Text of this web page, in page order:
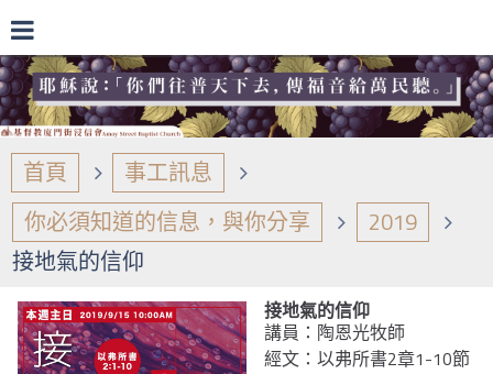
首頁
事工訊息
你必須知道的信息，與你分享
2019
接地氣的信仰
接地氣的信仰
講員：陶恩光牧師
經文：以弗所書2章1-10節